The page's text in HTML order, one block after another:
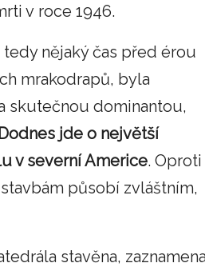
v roce 1946.
nějaký čas před érou
mrakodrapů, byla
skutečnou dominantou,
Dodnes jde o největší
v severní Americe. Oproti
působí zvláštním,
stavěna,